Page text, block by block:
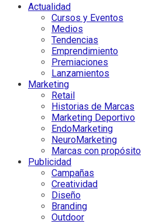
Actualidad
Cursos y Eventos
Medios
Tendencias
Emprendimiento
Premiaciones
Lanzamientos
Marketing
Retail
Historias de Marcas
Marketing Deportivo
EndoMarketing
NeuroMarketing
Marcas con propósito
Publicidad
Campañas
Creatividad
Diseño
Branding
Outdoor